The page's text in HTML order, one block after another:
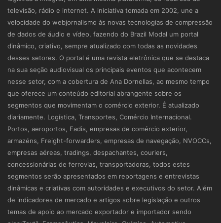
televisão, rádio e internet. A iniciativa tomada em 2002, une a
velocidade do webjornalismo às novas tecnologias de compressão
de dados de áudio e vídeo, fazendo do Brazil Modal um portal
dinâmico, criativo, sempre atualizado com todas as novidades
desses setores. O portal é uma revista eletrônica que se destaca
na sua seção audiovisual os principais eventos que acontecem
nesse setor, com a cobertura de Ana Dornellas, ao mesmo tempo
que oferece um conteúdo editorial abrangente sobre os
segmentos que movimentam o comércio exterior. É atualizado
diariamente. Logística, Transportes, Comércio Internacional.
Portos, aeroportos, Eadis, empresas de comércio exterior,
armazéns, Freight-forwarders, empresas de navegação, NVOCCs,
empresas aéreas, tradings, despachantes, couriers,
concessionárias de ferrovias, transportadoras, todos estes
segmentos serão apresentados em reportagens e entrevistas
dinâmicas e criativas com autoridades e executivos do setor. Além
de indicadores de mercado e artigos sobre legislação e outros
temas de apoio ao mercado exportador e importador sendo